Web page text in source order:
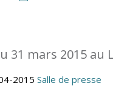
31 mars 2015 au
2015 Salle de presse